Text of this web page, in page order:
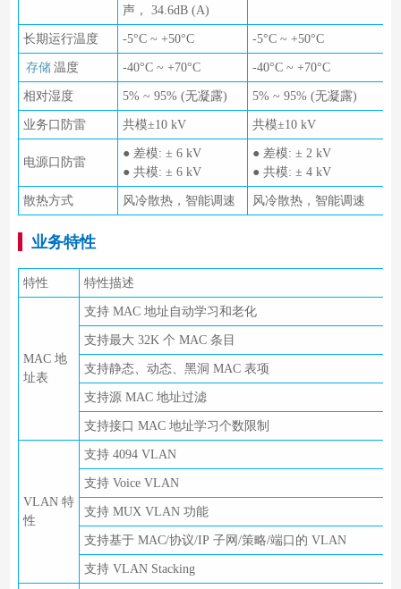
声， 34.6dB (A)
长期运行温度 -5°C ~ +50°C -5°C ~ +50°C
存储 温度 -40°C ~ +70°C -40°C ~ +70°C
相对湿度 5% ~ 95% (无凝露) 5% ~ 95% (无凝露)
业务口防雷 共模±10 kV 共模±10 kV
电源口防雷
● 差模: ± 6 kV
● 共模: ± 6 kV
● 差模: ± 2 kV
● 共模: ± 4 kV
散热方式 风冷散热，智能调速 风冷散热，智能调速
业务特性
特性 特性描述
MAC 地
址表
支持 MAC 地址自动学习和老化
支持最大 32K 个 MAC 条目
支持静态、动态、黑洞 MAC 表项
支持源 MAC 地址过滤
支持接口 MAC 地址学习个数限制
VLAN 特
性
支持 4094 VLAN
支持 Voice VLAN
支持 MUX VLAN 功能
支持基于 MAC/协议/IP 子网/策略/端口的 VLAN
支持 VLAN Stacking